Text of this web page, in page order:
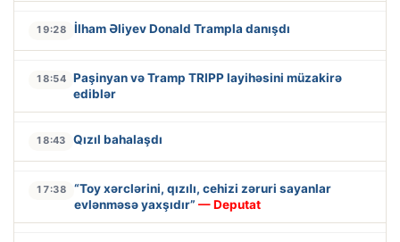
19:28 İlham Əliyev Donald Trampla danışdı
18:54 Paşinyan və Tramp TRIPP layihəsini müzakirə
ediblər
18:43 Qızıl bahalaşdı
17:38
“Toy xərclərini, qızılı, cehizi zəruri sayanlar
evlənməsə yaxşıdır” — Deputat